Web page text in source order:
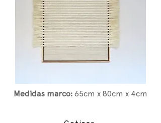
Medidas marco: 65cm x 80cm x 4cm